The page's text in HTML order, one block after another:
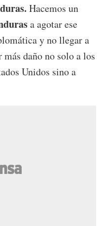
Hacemos un
a agotar ese
y no llegar a
más daño no solo a los
Unidos sino a